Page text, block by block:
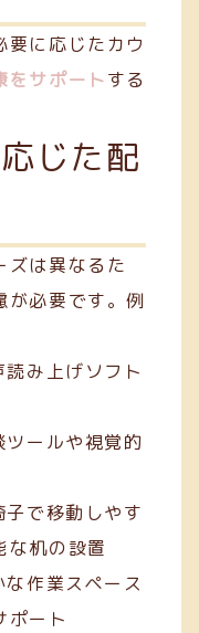
要に応じたカウ
をサポートする
じた配
ズは異なるた
が必要です。例
読み上げソフト
ツールや視覚的
子で移動しやす
な机の設置
な作業スペース
ポート